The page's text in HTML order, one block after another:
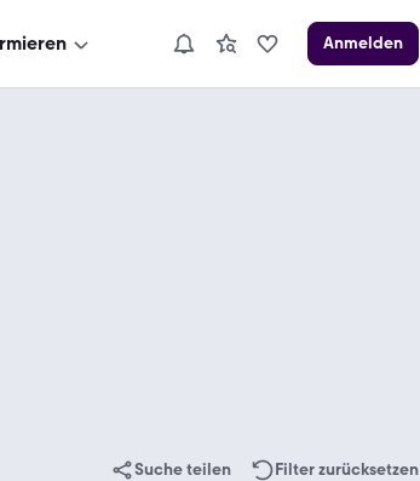
Anmelden
Suche teilen Filter zurücksetzen